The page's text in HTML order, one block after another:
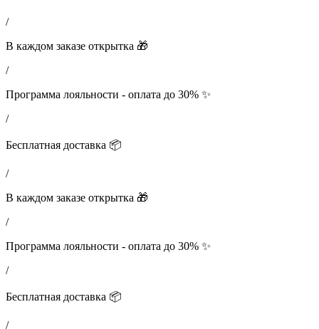
/
В каждом заказе открытка 🎁
/
Программа лояльности - оплата до 30% ✨
/
Бесплатная доставка 📦
/
В каждом заказе открытка 🎁
/
Программа лояльности - оплата до 30% ✨
/
Бесплатная доставка 📦
/